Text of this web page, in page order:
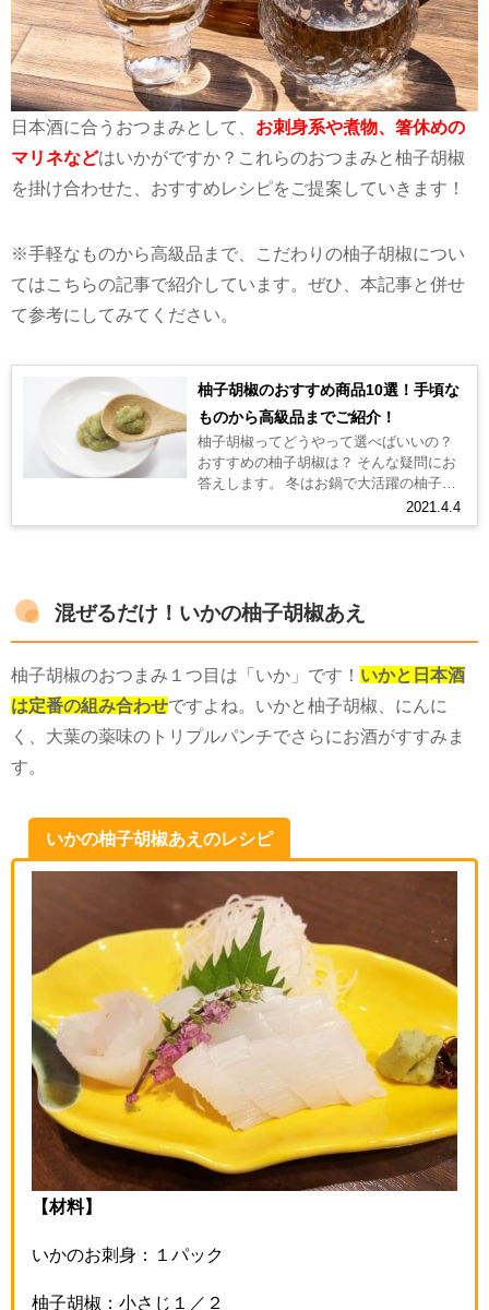
日本酒に合うおつまみとして、 お刺身系や煮物、箸休めの
マリネなどはいかがですか？これらのおつまみと柚子胡椒
を掛け合わせた、おすすめレシピをご提案していきます！
※手軽なものから高級品まで、こだわりの柚子胡椒につい
てはこちらの記事で紹介しています。ぜひ、本記事と併せ
て参考にしてみてください。
柚子胡椒のおすすめ商品10選！手頃な
ものから高級品までご紹介！
2021.4.4
柚子胡椒ってどうやって選べばいいの？
おすすめの柚子胡椒は？ そんな疑問にお
答えします。 冬はお鍋で大活躍の柚子胡
椒。最近はいろんなタイプの柚子胡椒が
売られていますが、なんとなく選ん...
混ぜるだけ！いかの柚子胡椒あえ
柚子胡椒のおつまみ１つ目は「いか」です！ いかと日本酒
は定番の組み合わせですよね。いかと柚子胡椒、にんに
く、大葉の薬味のトリプルパンチでさらにお酒がすすみま
す。
いかの柚子胡椒あえのレシピ
【材料】
いかのお刺身：１パック
柚子胡椒：小さじ１／２